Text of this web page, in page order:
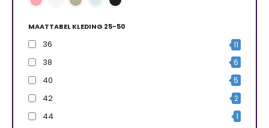
MAATTABEL KLEDING 25-50
36 11
38 6
40 5
42 2
44 1